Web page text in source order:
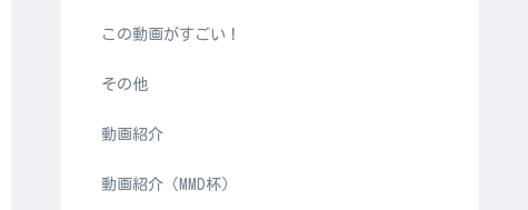
この動画がすごい！
その他
動画紹介
動画紹介（MMD杯）